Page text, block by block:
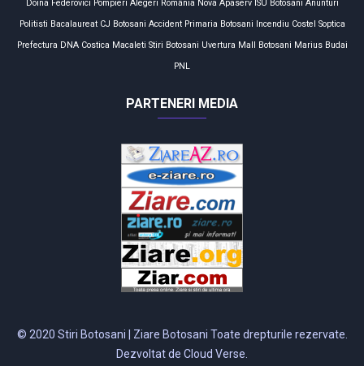
Doina Federovici Pompieri Alegeri România Nova Apaserv ISU Botosani Anunturi
Politisti Bacalaureat CJ Botosani Accident Primaria Botosani Incendiu Costel Soptica
Prefectura DNA Costica Macaleti Stiri Botosani Uvertura Mall Botosani Marius Budai
PNL
PARTENERI MEDIA
© 2020 Stiri Botosani | Ziare Botosani Toate drepturile rezervate.
Dezvoltat de Cloud Verse.